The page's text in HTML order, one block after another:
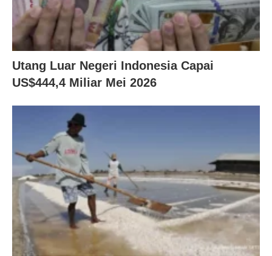
Utang Luar Negeri Indonesia Capai
US$444,4 Miliar Mei 2026